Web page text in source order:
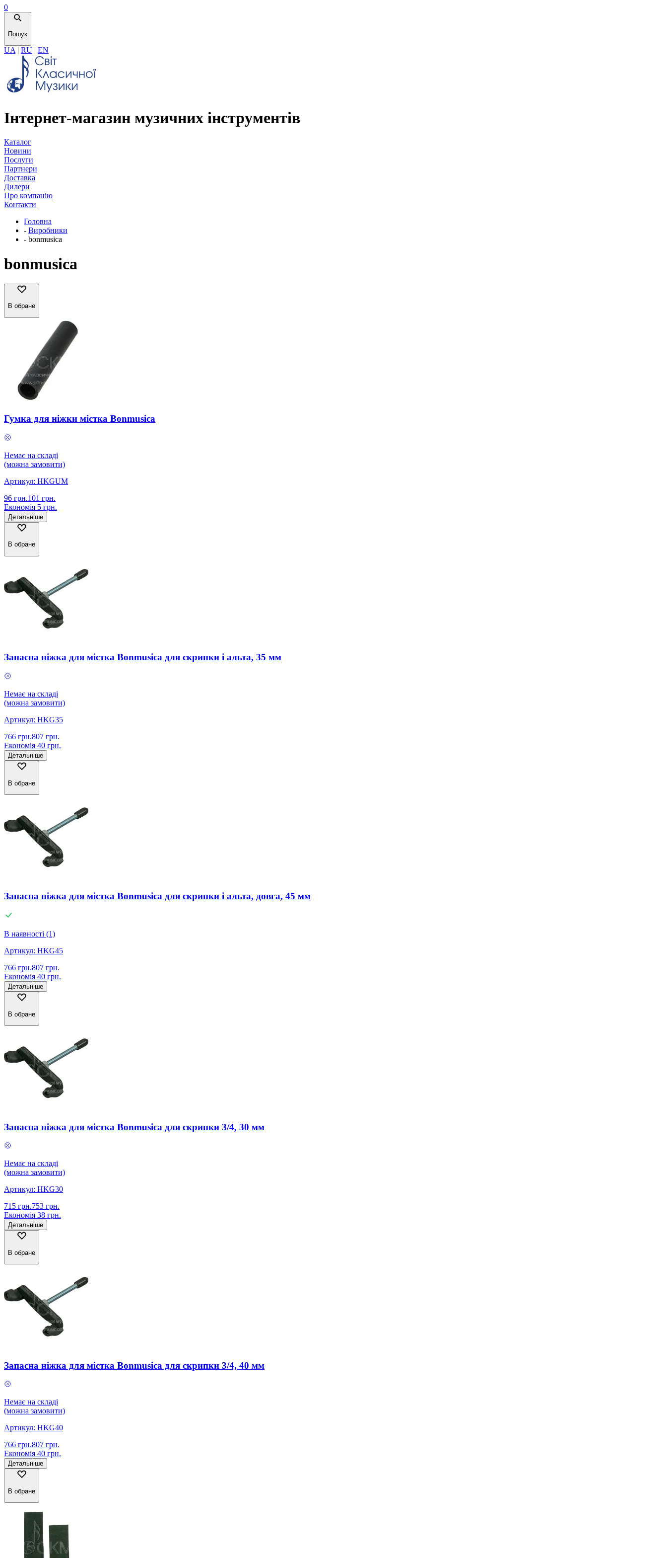
0
Пошук
UA | RU | EN
Інтернет-магазин музичних інструментів
Каталог
Новини
Послуги
Партнери
Доставка
Дилери
Про компанію
Контакти
Головна
- Виробники
- bonmusica
bonmusica
В обране
Гумка для ніжки містка Bonmusica
Немає на складі
(можна замовити)
Артикул: HKGUM
96 грн.101 грн.
Економія 5 грн.
Детальніше
В обране
Запасна ніжка для містка Bonmusica для скрипки і альта, 35 мм
Немає на складі
(можна замовити)
Артикул: HKG35
766 грн.807 грн.
Економія 40 грн.
Детальніше
В обране
Запасна ніжка для містка Bonmusica для скрипки і альта, довга, 45 мм
В наявності (1)
Артикул: HKG45
766 грн.807 грн.
Економія 40 грн.
Детальніше
В обране
Запасна ніжка для містка Bonmusica для скрипки 3/4, 30 мм
Немає на складі
(можна замовити)
Артикул: HKG30
715 грн.753 грн.
Економія 38 грн.
Детальніше
В обране
Запасна ніжка для містка Bonmusica для скрипки 3/4, 40 мм
Немає на складі
(можна замовити)
Артикул: HKG40
766 грн.807 грн.
Економія 40 грн.
Детальніше
В обране